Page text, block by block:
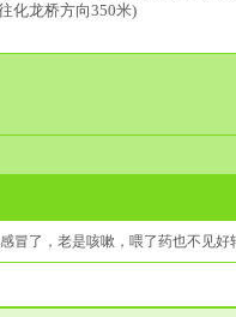
化龙桥方向350米)
冒了，老是咳嗽，喂了药也不见好